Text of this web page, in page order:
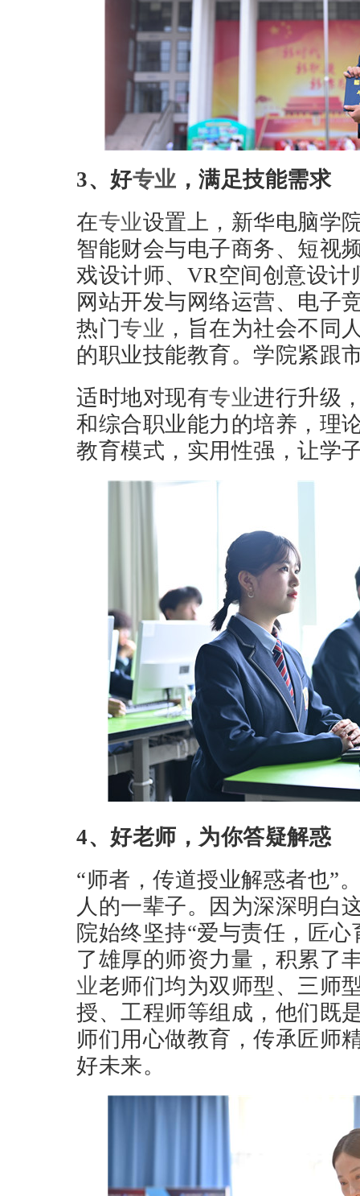
3、好专业 ，满足技能需求
在专业设置上，新华电脑学
智能财会与电子商务、短视
戏设计师、VR空间创意设
网站开发与网络运营、电子
热门专业 ，旨在为社会不同
的职业技能教育。学院紧跟
适时地对现有专业进行升级
和综合职业能力的培养，理
教育模式，实用性强，让学
4、好老师，为你答疑解惑
“师者，传道授业解惑者也”
人的一辈子。因为深深明白
院始终坚持“爱与责任，匠
了雄厚的师资力量，积累了
业老师们均为双师型、三师
授、工程师等组成，他们既
师们用心做教育，传承匠师
好未来。